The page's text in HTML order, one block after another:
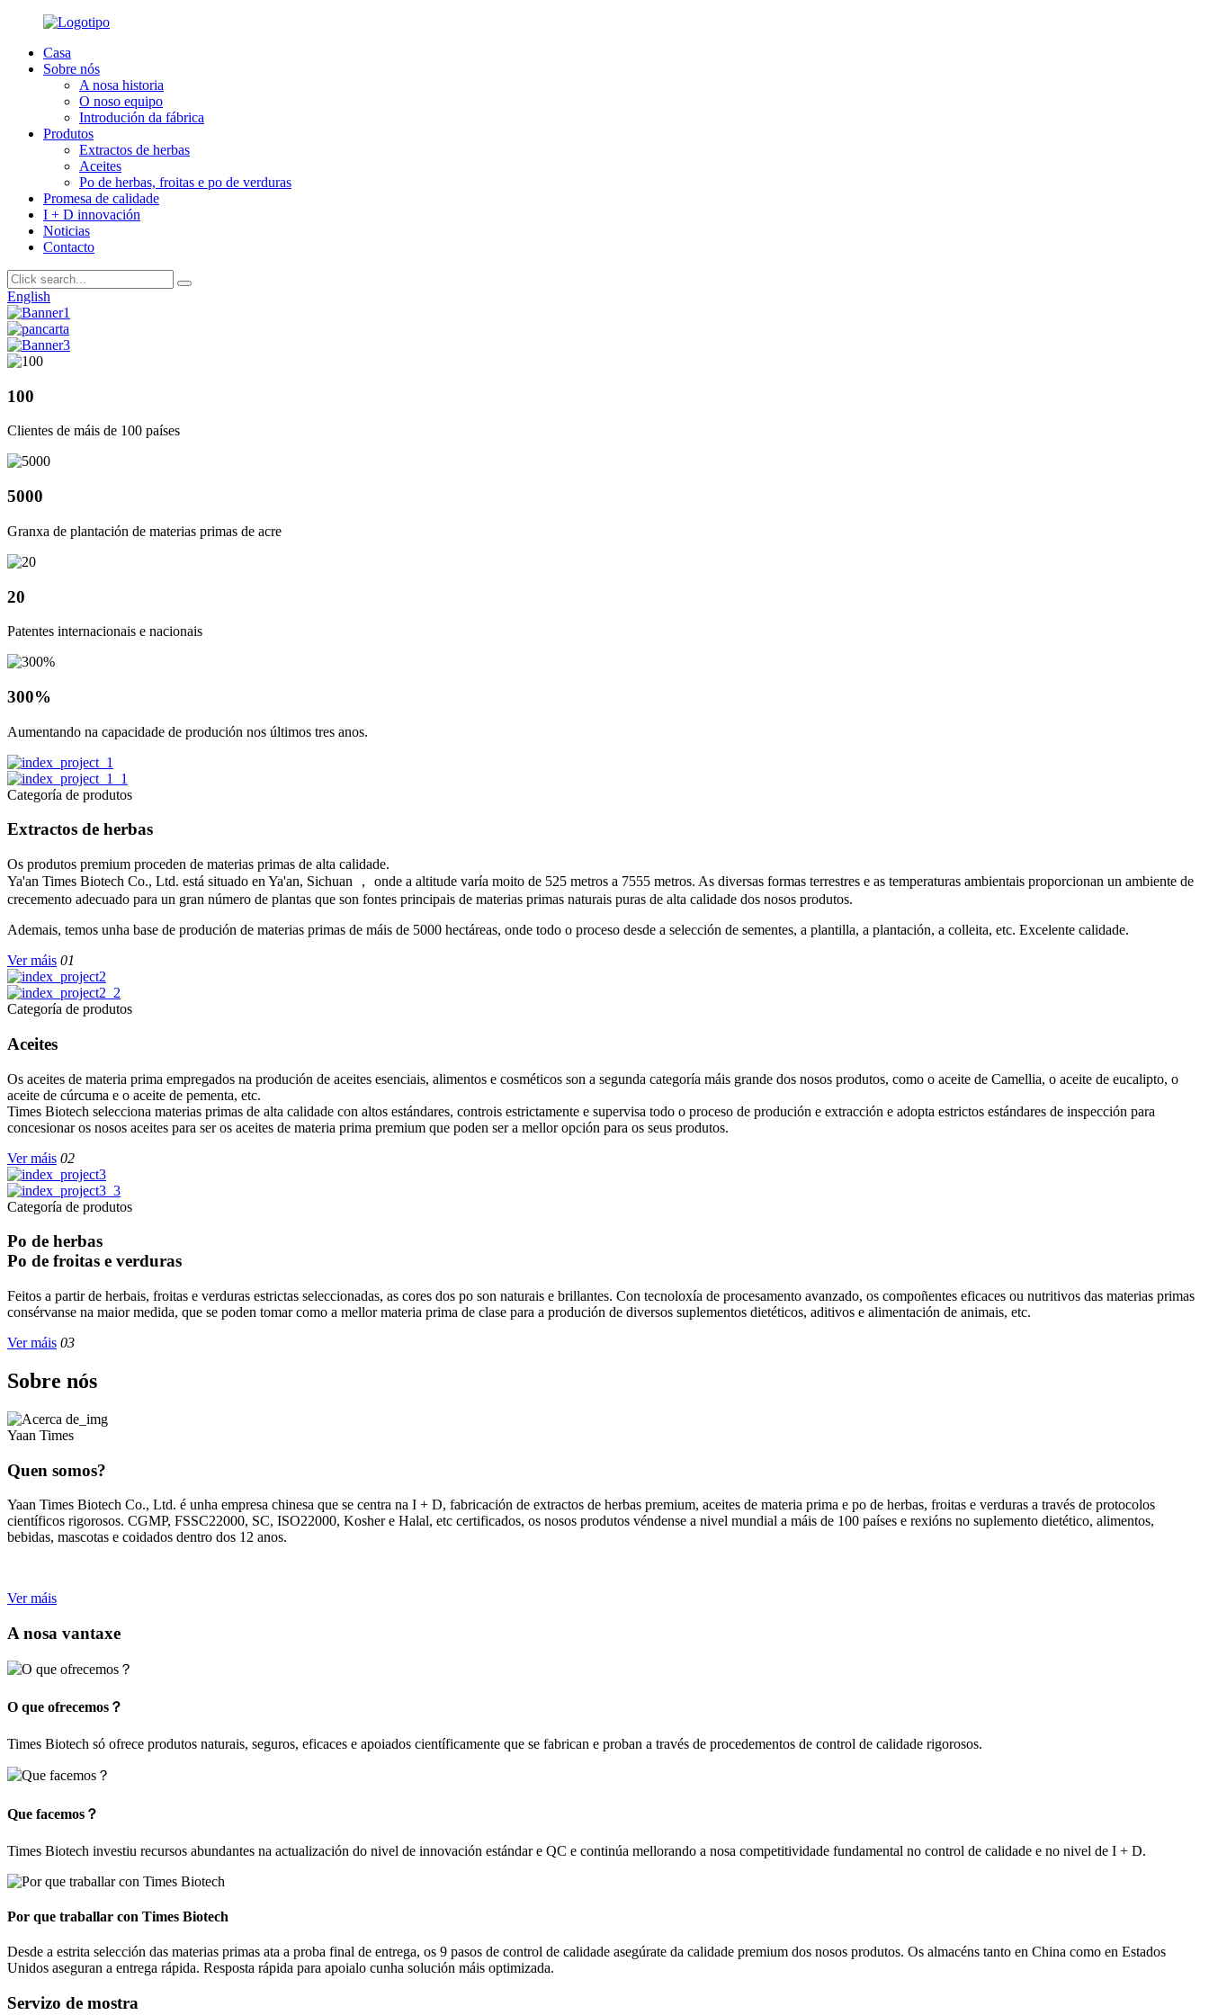
Casa
Sobre nós
A nosa historia
O noso equipo
Introdución da fábrica
Produtos
Extractos de herbas
Aceites
Po de herbas, froitas e po de verduras
Promesa de calidade
I + D innovación
Noticias
Contacto
English
100
Clientes de máis de 100 países
5000
Granxa de plantación de materias primas de acre
20
Patentes internacionais e nacionais
300%
Aumentando na capacidade de produción nos últimos tres anos.
Categoría de produtos
Extractos de herbas
Os produtos premium proceden de materias primas de alta calidade.
Ya'an Times Biotech Co., Ltd. está situado en Ya'an, Sichuan ， onde a altitude varía moito de 525 metros a 7555 metros. As diversas formas terrestres e as temperaturas ambientais proporcionan un ambiente de
crecemento adecuado para un gran número de plantas que son fontes principais de materias primas naturais puras de alta calidade dos nosos produtos.
Ademais, temos unha base de produción de materias primas de máis de 5000 hectáreas, onde todo o proceso desde a selección de sementes, a plantilla, a plantación, a colleita, etc. Excelente calidade.
Ver máis 01
Categoría de produtos
Aceites
Os aceites de materia prima empregados na produción de aceites esenciais, alimentos e cosméticos son a segunda categoría máis grande dos nosos produtos, como o aceite de Camellia, o aceite de eucalipto, o
aceite de cúrcuma e o aceite de pementa, etc.
Times Biotech selecciona materias primas de alta calidade con altos estándares, controis estrictamente e supervisa todo o proceso de produción e extracción e adopta estrictos estándares de inspección para
concesionar os nosos aceites para ser os aceites de materia prima premium que poden ser a mellor opción para os seus produtos.
Ver máis 02
Categoría de produtos
Po de herbas
Po de froitas e verduras
Feitos a partir de herbais, froitas e verduras estrictas seleccionadas, as cores dos po son naturais e brillantes. Con tecnoloxía de procesamento avanzado, os compoñentes eficaces ou nutritivos das materias primas
consérvanse na maior medida, que se poden tomar como a mellor materia prima de clase para a produción de diversos suplementos dietéticos, aditivos e alimentación de animais, etc.
Ver máis 03
Sobre nós
Yaan Times
Quen somos?
Yaan Times Biotech Co., Ltd. é unha empresa chinesa que se centra na I + D, fabricación de extractos de herbas premium, aceites de materia prima e po de herbas, froitas e verduras a través de protocolos
científicos rigorosos. CGMP, FSSC22000, SC, ISO22000, Kosher e Halal, etc certificados, os nosos produtos véndense a nivel mundial a máis de 100 países e rexións no suplemento dietético, alimentos,
bebidas, mascotas e coidados dentro dos 12 anos.
Ver máis
A nosa vantaxe
O que ofrecemos？
Times Biotech só ofrece produtos naturais, seguros, eficaces e apoiados científicamente que se fabrican e proban a través de procedementos de control de calidade rigorosos.
Que facemos？
Times Biotech investiu recursos abundantes na actualización do nivel de innovación estándar e QC e continúa mellorando a nosa competitividade fundamental no control de calidade e no nivel de I + D.
Por que traballar con Times Biotech
Desde a estrita selección das materias primas ata a proba final de entrega, os 9 pasos de control de calidade asegúrate da calidade premium dos nosos produtos. Os almacéns tanto en China como en Estados
Unidos aseguran a entrega rápida. Resposta rápida para apoialo cunha solución máis optimizada.
Servizo de mostra